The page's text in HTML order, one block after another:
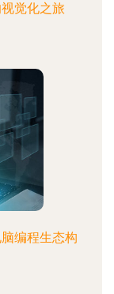
觉化之旅
编程生态构